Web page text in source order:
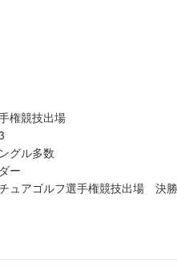
権競技出場
3
グル多数
ー
ュアゴルフ選手権競技出場 決